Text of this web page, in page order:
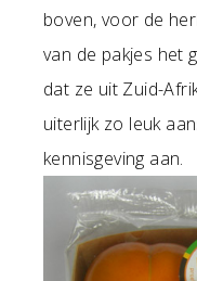
boven, voor de
van de pakjes het
dat ze uit Zuid-
uiterlijk zo leuk
kennisgeving aan.